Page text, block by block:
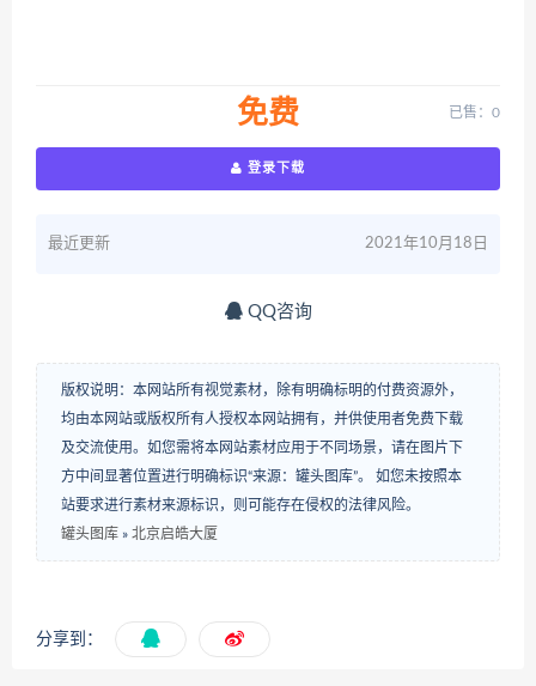
免费 已售：0
登录下载
最近更新 2021年10月18日
QQ咨询
版权说明：本网站所有视觉素材，除有明确标明的付费资源外，
均由本网站或版权所有人授权本网站拥有，并供使用者免费下载
及交流使用。如您需将本网站素材应用于不同场景，请在图片下
方中间显著位置进行明确标识“来源：罐头图库”。 如您未按照本
站要求进行素材来源标识，则可能存在侵权的法律风险。
罐头图库 » 北京启皓大厦
分享到：